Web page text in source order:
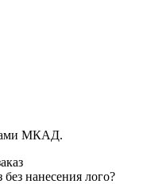
МКАД.
нанесения лого?